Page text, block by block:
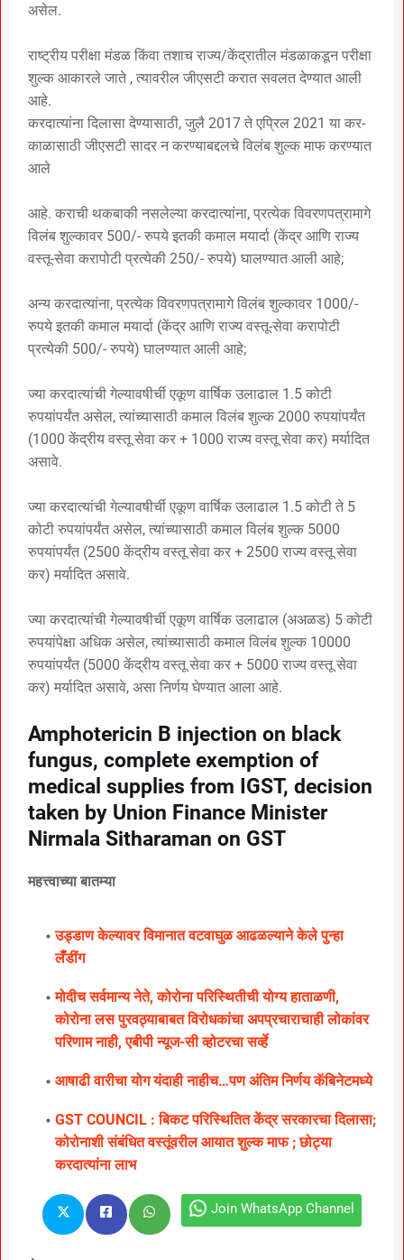
असेल.
राष्ट्रीय परीक्षा मंडळ किंवा तशाच राज्य/केंद्रातील मंडळाकडून परीक्षा
शुल्क आकारले जाते , त्यावरील जीएसटी करात सवलत देण्यात आली
आहे.
करदात्यांना दिलासा देण्यासाठी, जुलै 2017 ते एप्रिल 2021 या कर-
काळासाठी जीएसटी सादर न करण्याबद्दलचे विलंब शुल्क माफ करण्यात
आले
आहे. कराची थकबाकी नसलेल्या करदात्यांना, प्रत्येक विवरणपत्रामागे
विलंब शुल्कावर 500/- रुपये इतकी कमाल मयार्दा (केंद्र आणि राज्य
वस्तू-सेवा करापोटी प्रत्येकी 250/- रुपये) घालण्यात आली आहे;
अन्य करदात्यांना, प्रत्येक विवरणपत्रामागे विलंब शुल्कावर 1000/-
रुपये इतकी कमाल मयार्दा (केंद्र आणि राज्य वस्तू-सेवा करापोटी
प्रत्येकी 500/- रुपये) घालण्यात आली आहे;
ज्या करदात्यांची गेल्यावषीर्ची एकूण वार्षिक उलाढाल 1.5 कोटी
रुपयांपर्यंत असेल, त्यांच्यासाठी कमाल विलंब शुल्क 2000 रुपयांपर्यंत
(1000 केंद्रीय वस्तू सेवा कर + 1000 राज्य वस्तू सेवा कर) मर्यादित
असावे.
ज्या करदात्यांची गेल्यावषीर्ची एकूण वार्षिक उलाढाल 1.5 कोटी ते 5
कोटी रुपयांपर्यंत असेल, त्यांच्यासाठी कमाल विलंब शुल्क 5000
रुपयांपर्यंत (2500 केंद्रीय वस्तू सेवा कर + 2500 राज्य वस्तू सेवा
कर) मर्यादित असावे.
ज्या करदात्यांची गेल्यावषीर्ची एकूण वार्षिक उलाढाल (अअळड) 5 कोटी
रुपयांपेक्षा अधिक असेल, त्यांच्यासाठी कमाल विलंब शुल्क 10000
रुपयांपर्यंत (5000 केंद्रीय वस्तू सेवा कर + 5000 राज्य वस्तू सेवा
कर) मर्यादित असावे, असा निर्णय घेण्यात आला आहे.
Amphotericin B injection on black
fungus, complete exemption of
medical supplies from IGST, decision
taken by Union Finance Minister
Nirmala Sitharaman on GST
महत्त्वाच्या बातम्या
उड्डाण केल्यावर विमानात वटवाघुळ आढळल्याने केले पुन्हा
लॅँडींग
मोदीच सर्वमान्य नेते, कोरोना परिस्थितीची योग्य हाताळणी,
कोरोना लस पुरवठ्याबाबत विरोधकांचा अपप्रचाराचाही लोकांवर
परिणाम नाही, एबीपी न्यूज-सी व्होटरचा सर्व्हे
आषाढी वारीचा योग यंदाही नाहीच…पण अंतिम निर्णय कॅबिनेटमध्ये
GST COUNCIL : बिकट परिस्थितित केंद्र सरकारचा दिलासा;
कोरोनाशी संबंधित वस्तूंवरील आयात शुल्क माफ ; छोट्या
करदात्यांना लाभ
Join WhatsApp Channel